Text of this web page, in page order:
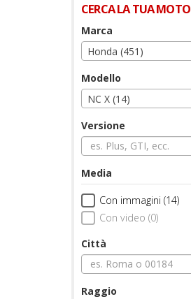
CERCA LA TUA MOTO
Marca
Honda (451)
Modello
NC X (14)
Versione
Media
Con immagini (14)
Con video (0)
Città
Raggio